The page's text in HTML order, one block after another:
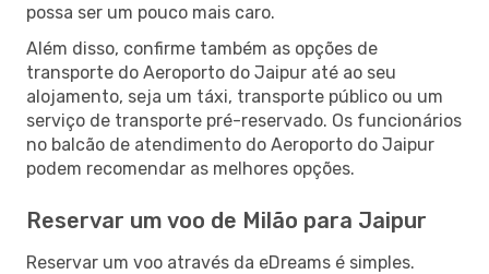
possa ser um pouco mais caro.
Além disso, confirme também as opções de
transporte do Aeroporto do Jaipur até ao seu
alojamento, seja um táxi, transporte público ou um
serviço de transporte pré-reservado. Os funcionários
no balcão de atendimento do Aeroporto do Jaipur
podem recomendar as melhores opções.
Reservar um voo de Milão para Jaipur
Reservar um voo através da eDreams é simples.